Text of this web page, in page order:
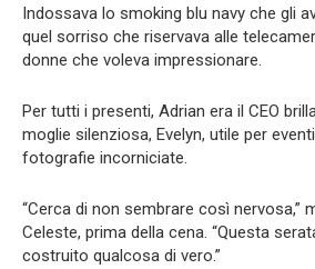
Indossava lo smoking blu navy che gli
quel sorriso che riservava alle
donne che voleva impressionare.
Per tutti i presenti, Adrian era il CEO
moglie silenziosa, Evelyn, utile per
fotografie incorniciate.
“Cerca di non sembrare così nervosa,”
Celeste, prima della cena. “Questa
costruito qualcosa di vero.”